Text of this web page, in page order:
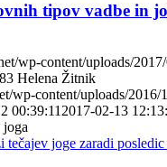
tipov vadbe in
wp-content/uploads/
Helena Žitnik
wp-content/uploads/2016/
00:39:11 2017-02-13